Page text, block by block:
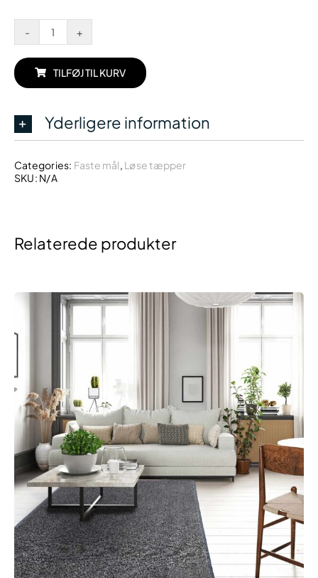
Luna
TILFØJ TIL KURV
Yderligere information
Categories: Faste mål, Løse tæpper
SKU: N/A
Relaterede produkter